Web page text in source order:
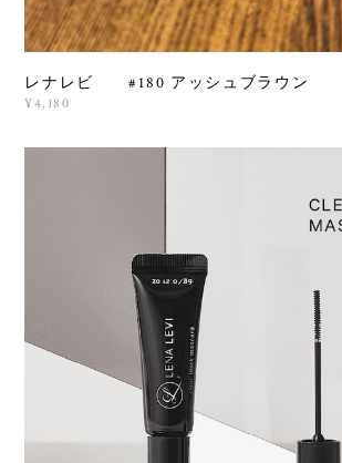
レナレビ #180 アッシュブラウン
¥4,180